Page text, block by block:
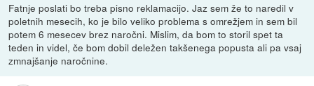
Fatnje poslati bo treba pisno reklamacijo. Jaz sem že to naredil v
poletnih mesecih, ko je bilo veliko problema s omrežjem in sem bil
potem 6 mesecev brez naročni. Mislim, da bom to storil spet ta
teden in videl, če bom dobil deležen takšenega popusta ali pa vsaj
zmnajšanje naročnine.